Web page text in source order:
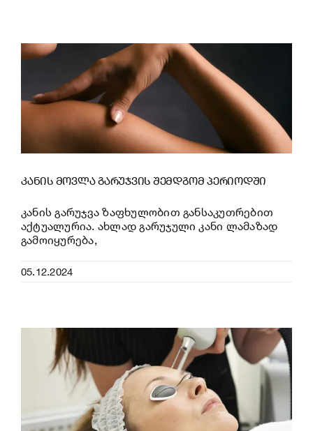
კანის მოვლა გარუჯვის შემდგომ პერიოდში
კანის გარუჯვა ზაფხულობით განსაკუთრებით
აქტუალურია. ახლად გარუჯული კანი ლამაზად
გამოიყურება,
05.12.2024